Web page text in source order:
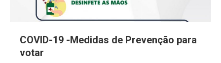
COVID-19 -Medidas de Prevenção para
votar